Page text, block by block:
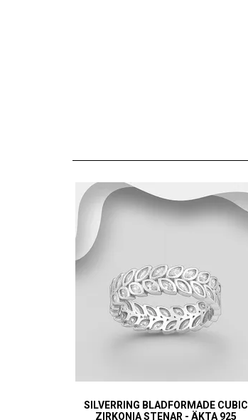
SILVERRING BLADFORMADE CUBIC
ZIRKONIA STENAR - ÄKTA 925